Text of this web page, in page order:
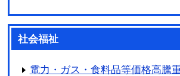
社会福祉
電力・ガス・食料品等価格高騰